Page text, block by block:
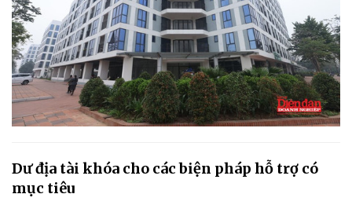
Dư địa tài khóa cho các biện pháp hỗ trợ có
mục tiêu